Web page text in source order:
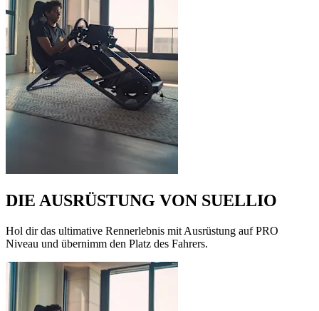
DIE AUSRÜSTUNG VON SUELLIO
Hol dir das ultimative Rennerlebnis mit Ausrüstung auf PRO
Niveau und übernimm den Platz des Fahrers.